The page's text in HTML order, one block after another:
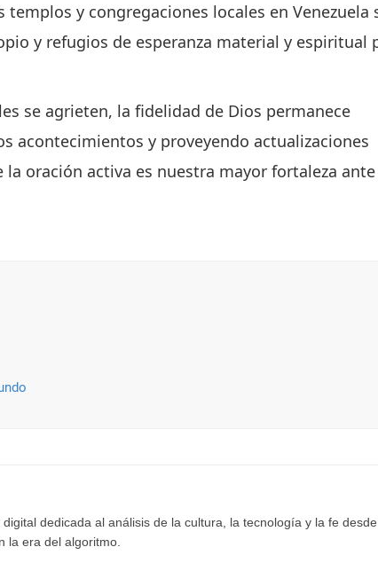
templos y congregaciones locales en Venezuela
y refugios de esperanza material y espiritual
se agrieten, la fidelidad de Dios permanece
acontecimientos y proveyendo actualizaciones
oración activa es nuestra mayor fortaleza
dedicada al análisis de la cultura, la tecnología y la fe desde
la era del algoritmo.